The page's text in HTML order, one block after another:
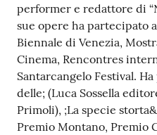
performer e redattore di
sue opere ha partecipato
Biennale di Venezia,
Cinema, Rencontres
Santarcangelo Festival.
delle; (Luca Sossella
Primoli), ;La specie
Premio Montano, Premio